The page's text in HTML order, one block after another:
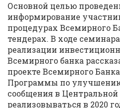
Основной целью
информирование
процедурах Всемирного
тендерах. В ходе
реализации
Всемирного банка
проекте Всемирного
Программы по
сообщения в
реализовываться в 2020